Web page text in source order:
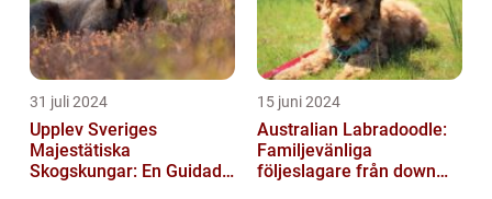
31 juli 2024
Upplev Sveriges
Majestätiska
Skogskungar: En Guidad
15 juni 2024
Australian Labradoodle:
Familjevänliga
följeslagare från down